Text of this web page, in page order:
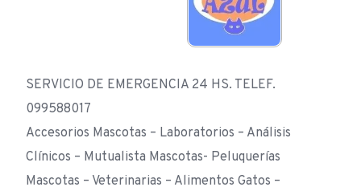
SERVICIO DE EMERGENCIA 24 HS. TELEF.
099588017
Accesorios Mascotas – Laboratorios – Análisis
Clínicos – Mutualista Mascotas- Peluquerías
Mascotas – Veterinarias – Alimentos Gatos –